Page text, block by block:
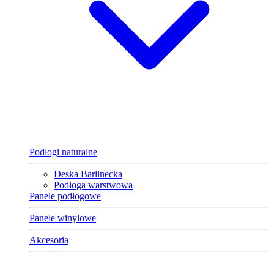
Podłogi naturalne
Deska Barlinecka
Podłoga warstwowa
Panele podłogowe
Panele winylowe
Akcesoria